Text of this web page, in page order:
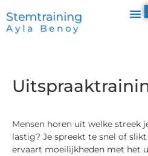
Stemtraining
Ayla Benoy
Mensen horen uit welke streek
lastig? Je spreekt te snel of
ervaart moeilijkheden met het